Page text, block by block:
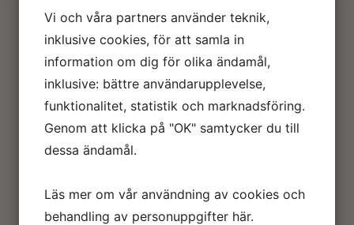
Glaserat ankbröst med pumpa, macadamianötter och polenta
Vi och våra partners använder teknik,
inklusive cookies, för att samla in
information om dig för olika ändamål,
inklusive: bättre användarupplevelse,
funktionalitet, statistik och marknadsföring.
Genom att klicka på "OK" samtycker du till
dessa ändamål.
Läs mer om vår användning av cookies och
behandling av personuppgifter här.